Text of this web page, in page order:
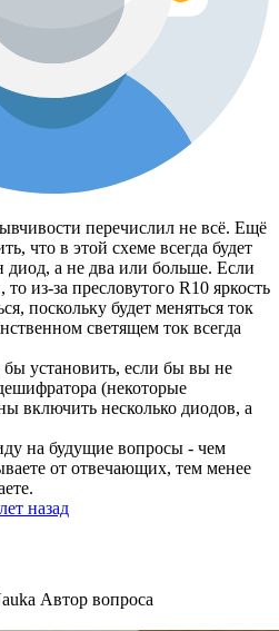
перечислил не всё. Ещё
что в этой схеме всегда будет
диод, а не два или больше. Если
то из-за пресловутого R10 яркость
поскольку будет меняться ток
светящем ток всегда
установить, если бы вы не
(некоторые
включить несколько диодов, а
на будущие вопросы - чем
от отвечающих, тем менее
назад
Автор вопроса